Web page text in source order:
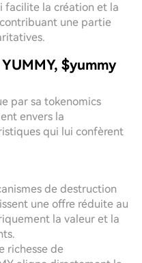
facilite la création et la
une partie
$yummy
par sa tokenomics
envers la
qui lui confèrent
de destruction
une offre réduite au
la valeur et la
richesse de